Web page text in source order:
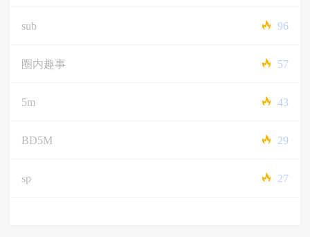
sub 96
圈内趣事 57
5m 43
BD5M 29
sp 27